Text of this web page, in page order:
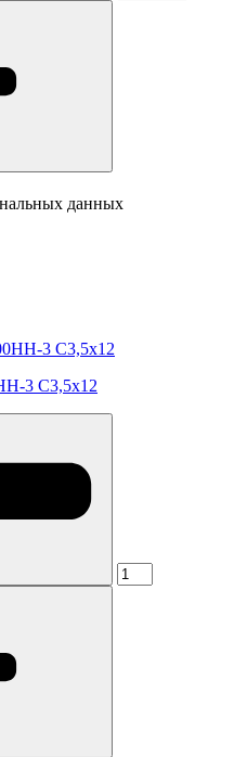
данных
3 С3,5х12